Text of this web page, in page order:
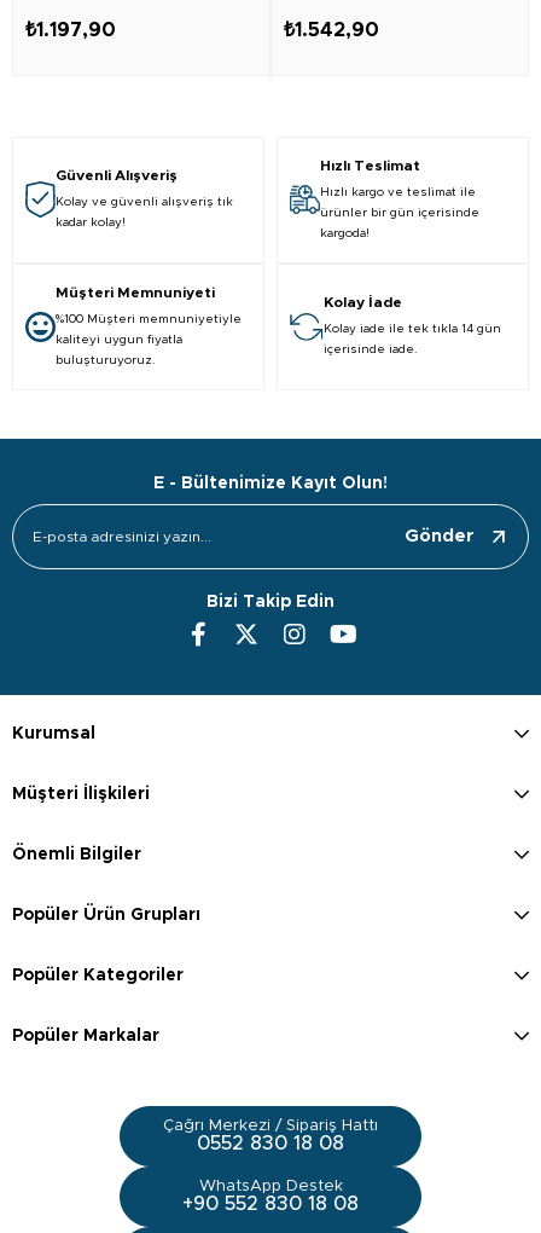
₺1.197,90 ₺1.542,90
Güvenli Alışveriş
Kolay ve güvenli alışveriş tık
kadar kolay!
Hızlı Teslimat
Hızlı kargo ve teslimat ile
ürünler bir gün içerisinde
kargoda!
Müşteri Memnuniyeti
%100 Müşteri memnuniyetiyle
kaliteyi uygun fiyatla
buluşturuyoruz.
Kolay İade
Kolay iade ile tek tıkla 14 gün
içerisinde iade.
E - Bültenimize Kayıt Olun!
Gönder
Bizi Takip Edin
Kurumsal
Müşteri İlişkileri
Önemli Bilgiler
Popüler Ürün Grupları
Popüler Kategoriler
Popüler Markalar
Çağrı Merkezi / Sipariş Hattı
0552 830 18 08
WhatsApp Destek
+90 552 830 18 08